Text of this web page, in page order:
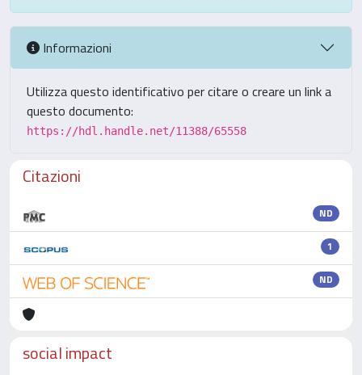
Informazioni
Utilizza questo identificativo per citare o creare un link a
questo documento:
https://hdl.handle.net/11388/65558
Citazioni
ND
1
ND
social impact